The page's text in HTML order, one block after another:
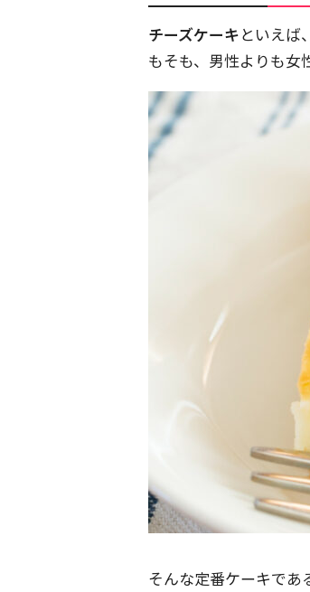
チーズケーキといえば
もそも、男性よりも女
そんな定番ケーキであ